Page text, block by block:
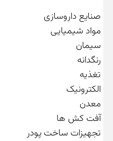
صنایع داروسازی
مواد شیمیایی
سیمان
رنگدانه
تغذیه
الکترونیک
معدن
آفت کش ها
تجهیزات ساخت پودر